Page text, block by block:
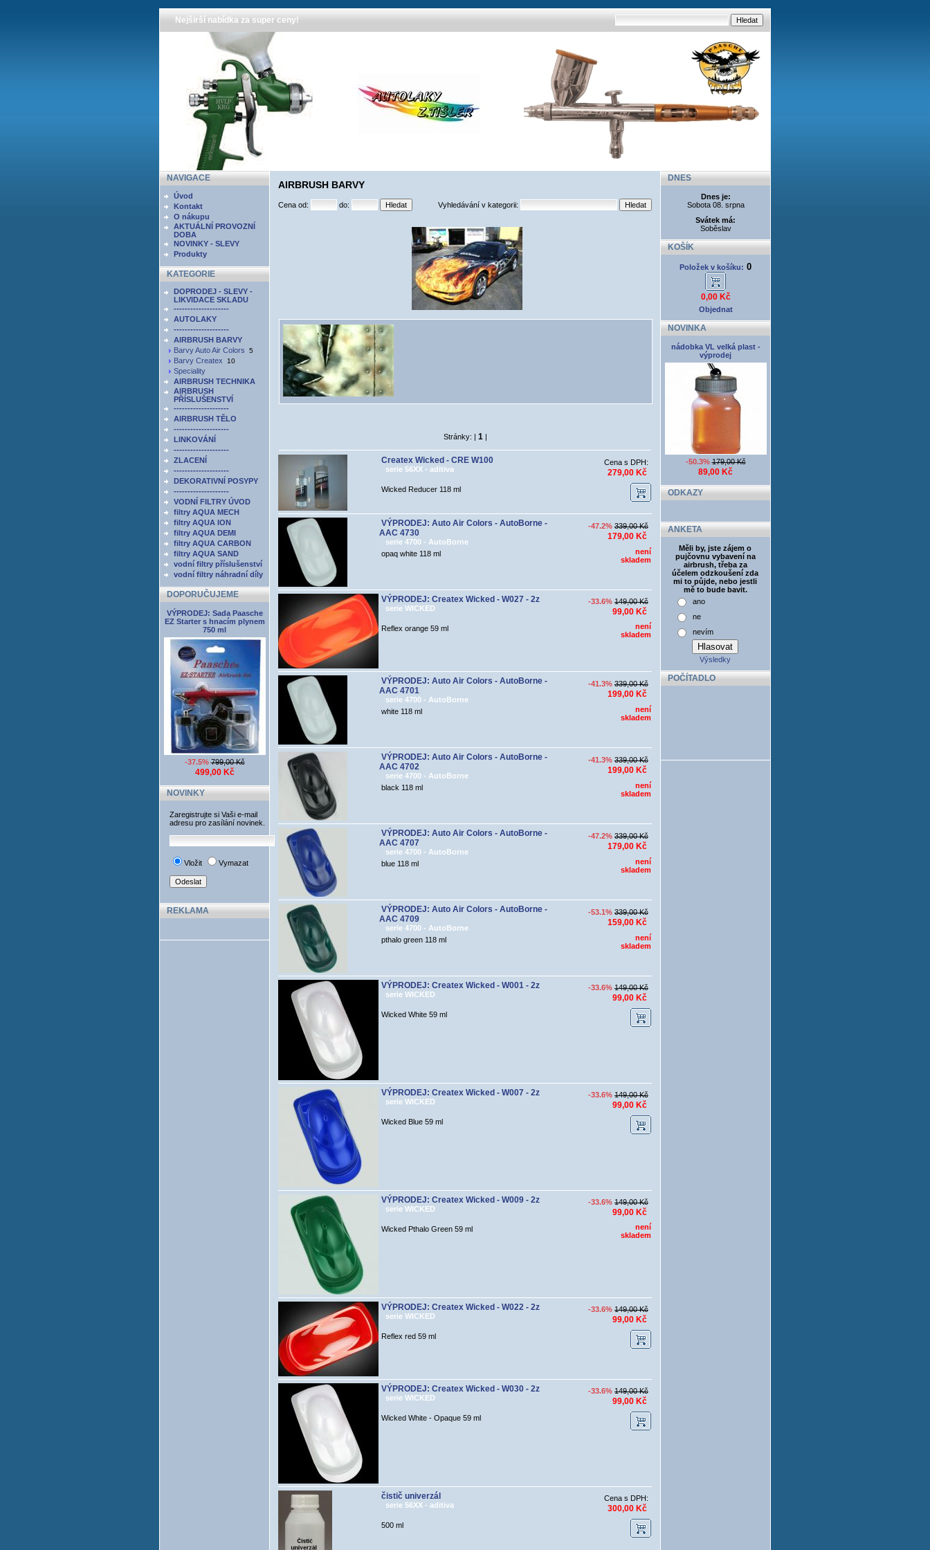
Nejširší nabídka za super ceny!
NAVIGACE
Úvod
Kontakt
O nákupu
AKTUÁLNÍ PROVOZNÍ
DOBA
NOVINKY - SLEVY
Produkty
KATEGORIE
DOPRODEJ - SLEVY -
LIKVIDACE SKLADU
--------------------
AUTOLAKY
--------------------
AIRBRUSH BARVY
Barvy Auto Air Colors 5
Barvy Createx 10
Speciality
AIRBRUSH TECHNIKA
AIRBRUSH
PŘÍSLUŠENSTVÍ
--------------------
AIRBRUSH TĚLO
--------------------
LINKOVÁNÍ
--------------------
ZLACENÍ
--------------------
DEKORATIVNÍ POSYPY
--------------------
VODNÍ FILTRY ÚVOD
filtry AQUA MECH
filtry AQUA ION
filtry AQUA DEMI
filtry AQUA CARBON
filtry AQUA SAND
vodní filtry příslušenství
vodní filtry náhradní díly
DOPORUČUJEME
VÝPRODEJ: Sada Paasche
EZ Starter s hnacím plynem
750 ml
-37.5%799,00 Kč
499,00 Kč
NOVINKY
Zaregistrujte si Vaši e-mail
adresu pro zasílání novinek.
Vložit Vymazat
REKLAMA
AIRBRUSH BARVY
Cena od: do: Vyhledávání v kategorii:
Stránky: | 1 |
Createx Wicked - CRE W100
serie 56XX - aditiva
Cena s DPH:
279,00 Kč
Wicked Reducer 118 ml
VÝPRODEJ: Auto Air Colors - AutoBorne -
AAC 4730
serie 4700 - AutoBorne
-47.2% 339,00 Kč
179,00 Kč
opaq white 118 ml
není
skladem
VÝPRODEJ: Createx Wicked - W027 - 2z
serie WICKED
-33.6% 149,00 Kč
99,00 Kč
Reflex orange 59 ml
není
skladem
VÝPRODEJ: Auto Air Colors - AutoBorne -
AAC 4701
serie 4700 - AutoBorne
-41.3% 339,00 Kč
199,00 Kč
white 118 ml
není
skladem
VÝPRODEJ: Auto Air Colors - AutoBorne -
AAC 4702
serie 4700 - AutoBorne
-41.3% 339,00 Kč
199,00 Kč
black 118 ml
není
skladem
VÝPRODEJ: Auto Air Colors - AutoBorne -
AAC 4707
serie 4700 - AutoBorne
-47.2% 339,00 Kč
179,00 Kč
blue 118 ml
není
skladem
VÝPRODEJ: Auto Air Colors - AutoBorne -
AAC 4709
serie 4700 - AutoBorne
-53.1% 339,00 Kč
159,00 Kč
pthalo green 118 ml
není
skladem
VÝPRODEJ: Createx Wicked - W001 - 2z
serie WICKED
-33.6% 149,00 Kč
99,00 Kč
Wicked White 59 ml
VÝPRODEJ: Createx Wicked - W007 - 2z
serie WICKED
-33.6% 149,00 Kč
99,00 Kč
Wicked Blue 59 ml
VÝPRODEJ: Createx Wicked - W009 - 2z
serie WICKED
-33.6% 149,00 Kč
99,00 Kč
Wicked Pthalo Green 59 ml
není
skladem
VÝPRODEJ: Createx Wicked - W022 - 2z
serie WICKED
-33.6% 149,00 Kč
99,00 Kč
Reflex red 59 ml
VÝPRODEJ: Createx Wicked - W030 - 2z
serie WICKED
-33.6% 149,00 Kč
99,00 Kč
Wicked White - Opaque 59 ml
čistič univerzál
serie 56XX - aditiva
Cena s DPH:
300,00 Kč
500 ml
DNES
Dnes je:
Sobota 08. srpna
Svátek má:
Soběslav
KOŠÍK
Položek v košíku: 0
0,00 Kč
Objednat
NOVINKA
nádobka VL velká plast -
výprodej
-50.3%179,00 Kč
89,00 Kč
ODKAZY
ANKETA
Měli by, jste zájem o
pujčovnu vybavení na
airbrush, třeba za
účelem odzkoušení zda
mi to půjde, nebo jestli
mě to bude bavit.
ano
ne
nevím
Výsledky
POČÍTADLO